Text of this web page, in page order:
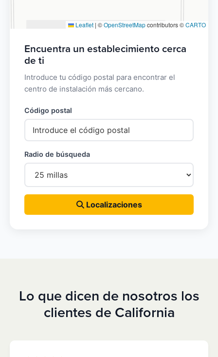
Leaflet | ©OpenStreetMapcontributors ©CARTO
Encuentra un establecimiento cerca
de ti
Introduce tu código postal para encontrar el
centro de instalación más cercano.
Código postal
Radio de búsqueda
Localizaciones
Lo que dicen de nosotros los
clientes de California